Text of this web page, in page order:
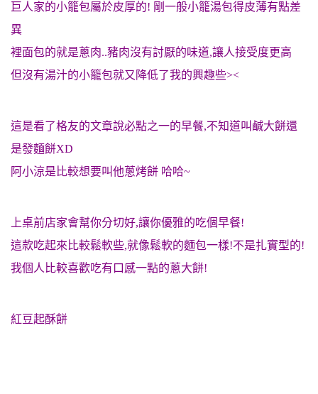
巨人家的小籠包屬於皮厚的! 剛一般小籠湯包得皮薄有點差
異
裡面包的就是蔥肉..豬肉沒有討厭的味道,讓人接受度更高
但沒有湯汁的小籠包就又降低了我的興趣些><
這是看了格友的文章說必點之一的早餐,不知道叫鹹大餅還
是發麵餅XD
阿小涼是比較想要叫他蔥烤餅 哈哈~
上桌前店家會幫你分切好,讓你優雅的吃個早餐!
這款吃起來比較鬆軟些,就像鬆軟的麵包一樣!不是扎實型的!
我個人比較喜歡吃有口感一點的蔥大餅!
紅豆起酥餅